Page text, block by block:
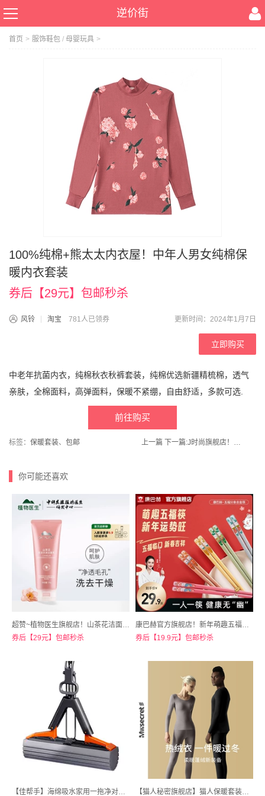
逆价街
首页 > 服饰鞋包 / 母婴玩具 >
100%纯棉+熊太太内衣屋！中年人男女纯棉保
暖内衣套装
券后【29元】包邮秒杀
风铃 淘宝 781人已领券 更新时间：2024年1月7日
立即购买
中老年抗菌内衣，纯棉秋衣秋裤套装，纯棉优选新疆精梳棉，透气
亲肤，全棉面料，高弹面料，保暖不紧绷，自由舒适，多款可选.
前往购买
标签： 保暖套装、 包邮 上一篇 下一篇: J时尚旗舰店！真维斯集团加绒裤子
你可能还喜欢
超赞~植物医生旗舰店！山茶花洁面乳拍2件共120g*2
券后【29元】包邮秒杀
康巴赫官方旗舰店！新年萌趣五福筷5双装
券后【19.9元】包邮秒杀
【佳帮手】海绵吸水家用一拖净对折式挤水胶棉拖把 【猫人秘密旗舰店】猫人保暖套装膨蓬绒